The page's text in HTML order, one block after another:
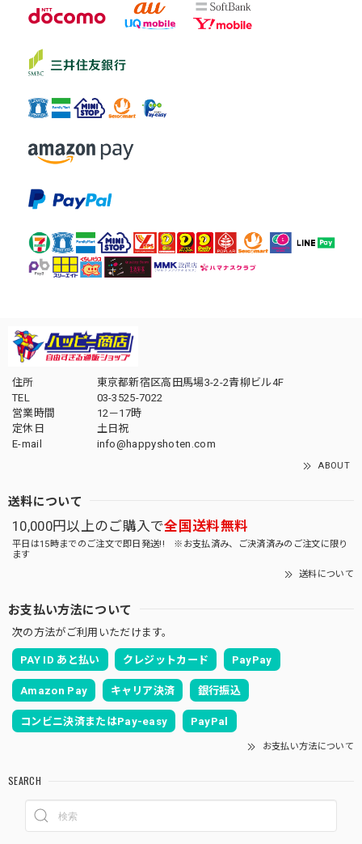
住所
東京都新宿区高田馬場3-2-2青柳ビル4F
TEL
03-3525-7022
営業時間
12－17時
定休日
土日祝
E-mail
info@happyshoten.com
ABOUT
送料について
10,000円以上のご購入で全国送料無料
平日は15時までのご注文で即日発送!! ※お支払済み、ご決済済みのご注文に限り
ます
送料について
お支払い方法について
次の方法がご利用いただけます。
PAY ID あと払い クレジットカード PayPay
Amazon Pay キャリア決済 銀行振込
コンビニ決済またはPay-easy PayPal
お支払い方法について
SEARCH